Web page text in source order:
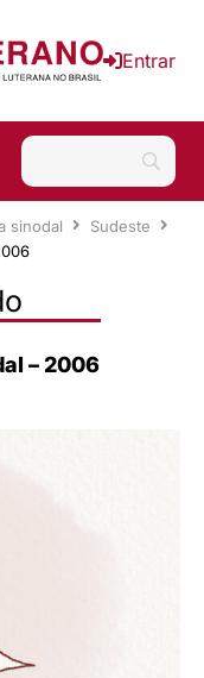
Entrar
sinodal
Sudeste
– 2006